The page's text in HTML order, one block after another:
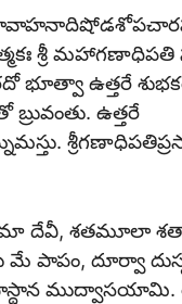
శ్రీ మహాగణాధిపతి
భూత్వా ఉత్తరే
ఉత్తరే
దేవీ, శతమూలా
మే పాపం, దూర్వా
ముద్వాసయామి.